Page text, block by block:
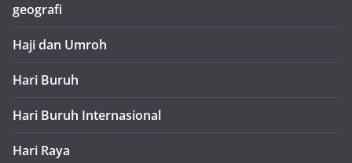
geografi
Haji dan Umroh
Hari Buruh
Hari Buruh Internasional
Hari Raya